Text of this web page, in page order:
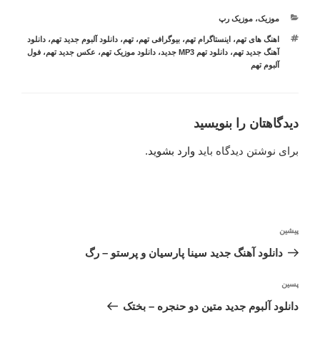
دسته‌ها
موزیک،موزیک رپ
برچسب‌ها
اهنگ های تهم، اینستاگرام تهم،بیوگرافی تهم،تهم،دانلود آلبوم جدید تهم،دانلود
آهنگ جدید تهم،دانلود تهم MP3 جدید ،دانلود موزیک تهم، عکس جدید تهم،فول
آلبوم تهم
دیدگاهتان را بنویسید
برای نوشتن دیدگاه باید وارد بشوید.
نوشته
قبلی
پیشین
دانلود آهنگ جدید سینا پارسیان و پرستو – رگ
نوشته‌ٔ
بعدی
پسین
دانلود آلبوم جدید متین دو حنجره – بختک